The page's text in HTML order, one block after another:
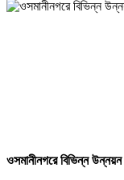
ওসমানীনগরে বিভিন্ন